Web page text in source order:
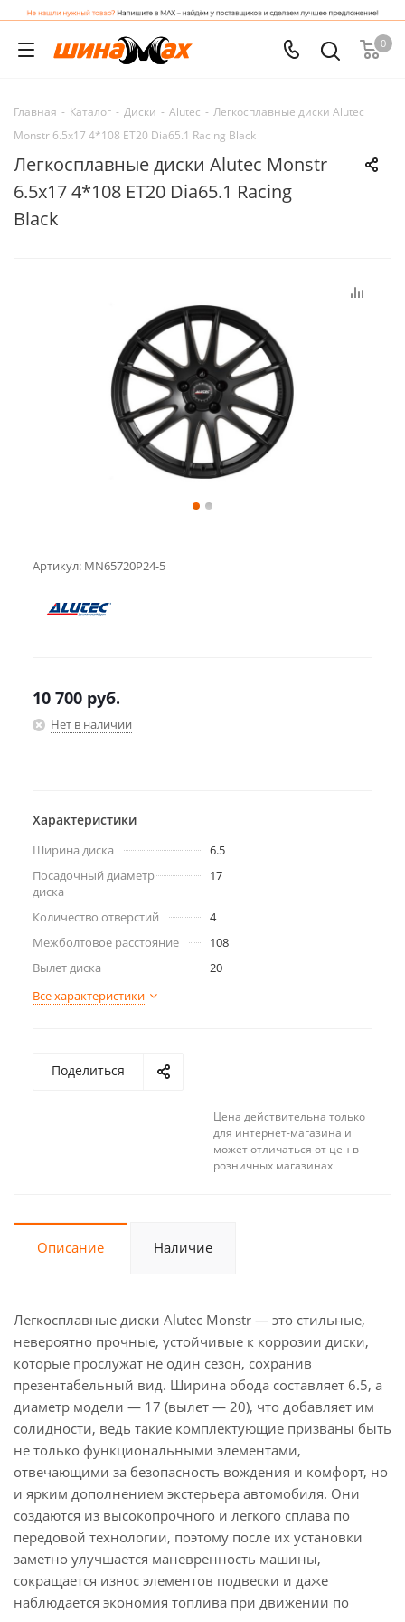
0
Главная - Каталог - Диски - Alutec - Легкосплавные диски Alutec
Monstr 6.5x17 4*108 ET20 Dia65.1 Racing Black
Легкосплавные диски Alutec Monstr
6.5x17 4*108 ET20 Dia65.1 Racing
Black
Артикул: MN65720P24-5
10 700 руб.
Нет в наличии
Характеристики
Ширина диска
6.5
Посадочный диаметр
диска
17
Количество отверстий
4
Межболтовое расстояние
108
Вылет диска
20
Все характеристики
Поделиться
Цена действительна только
для интернет-магазина и
может отличаться от цен в
розничных магазинах
Описание Наличие
Легкосплавные диски Alutec Monstr — это стильные,
невероятно прочные, устойчивые к коррозии диски,
которые прослужат не один сезон, сохранив
презентабельный вид. Ширина обода составляет 6.5, а
диаметр модели — 17 (вылет — 20), что добавляет им
солидности, ведь такие комплектующие призваны быть
не только функциональными элементами,
отвечающими за безопасность вождения и комфорт, но
и ярким дополнением экстерьера автомобиля. Они
создаются из высокопрочного и легкого сплава по
передовой технологии, поэтому после их установки
заметно улучшается маневренность машины,
сокращается износ элементов подвески и даже
наблюдается экономия топлива при движении по